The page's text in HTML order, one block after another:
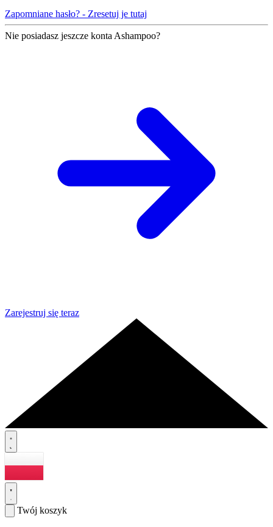
Zapomniane hasło? - Zresetuj je tutaj
Nie posiadasz jeszcze konta Ashampoo?
Zarejestruj się teraz
Twój koszyk